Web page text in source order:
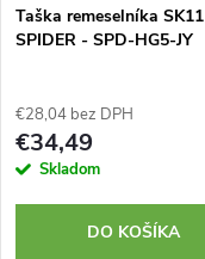
Taška remeselníka SK11
SPIDER - SPD-HG5-JY
€28,04 bez DPH
€34,49
Skladom
DO KOŠÍKA